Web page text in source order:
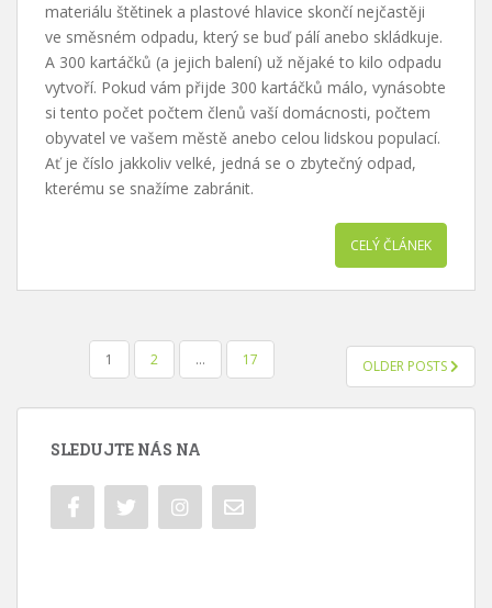
materiálu štětinek a plastové hlavice skončí nejčastěji
ve směsném odpadu, který se buď pálí anebo skládkuje.
A 300 kartáčků (a jejich balení) už nějaké to kilo odpadu
vytvoří. Pokud vám přijde 300 kartáčků málo, vynásobte
si tento počet počtem členů vaší domácnosti, počtem
obyvatel ve vašem městě anebo celou lidskou populací.
Ať je číslo jakkoliv velké, jedná se o zbytečný odpad,
kterému se snažíme zabránit.
CELÝ ČLÁNEK
NAVIGACE
PŘÍSPĚVKY
1 2 … 17 OLDER POSTS
SLEDUJTE NÁS NA